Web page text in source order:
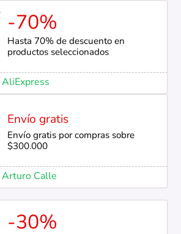
-70%
Hasta 70% de descuento en
productos seleccionados
AliExpress
Envío gratis
Envío gratis por compras sobre
$300.000
Arturo Calle
-30%